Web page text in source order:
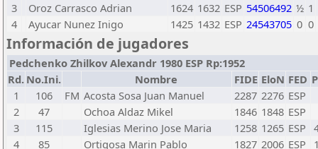
3
Oroz Carrasco Adrian 1624 1632 ESP 54506492 ½ 1
4
Ayucar Nunez Inigo 1425 1432 ESP 24543705 0 0
Información de jugadores
Pedchenko Zhilkov Alexandr 1980 ESP Rp:1952
Rd. No.Ini. Nombre FIDE EloN FED
1
106 FM Acosta Sosa Juan Manuel 2287 2276 ESP
2
47 Ochoa Aldaz Mikel 1846 1848 ESP
3
115 Iglesias Merino Jose Maria 1258 1265 ESP
4
85 Ortigosa Marin Pablo 1827 2006 ESP